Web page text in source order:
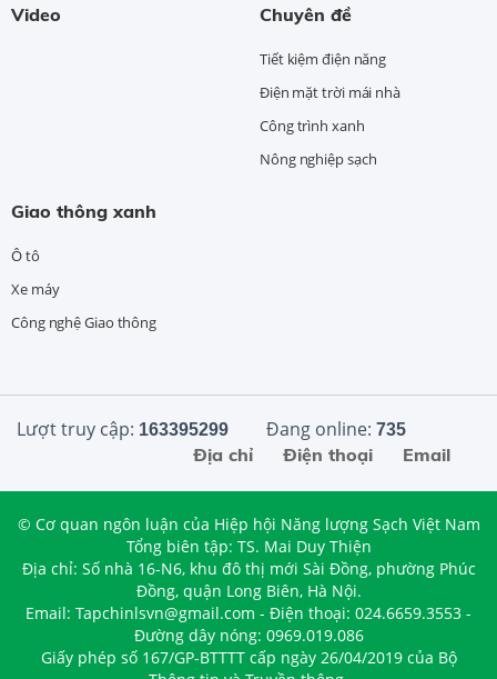
Video Chuyên đề
Tiết kiệm điện năng
Điện mặt trời mái nhà
Công trình xanh
Nông nghiệp sạch
Giao thông xanh
Ô tô
Xe máy
Công nghệ Giao thông
Lượt truy cập: 163395299 Đang online: 735
Email
Điện thoại
Địa chỉ
© Cơ quan ngôn luận của Hiệp hội Năng lượng Sạch Việt Nam
Tổng biên tập: TS. Mai Duy Thiện
Địa chỉ: Số nhà 16-N6, khu đô thị mới Sài Đồng, phường Phúc
Đồng, quận Long Biên, Hà Nội.
Email: Tapchinlsvn@gmail.com - Điện thoại: 024.6659.3553 -
Đường dây nóng: 0969.019.086
Giấy phép số 167/GP-BTTTT cấp ngày 26/04/2019 của Bộ